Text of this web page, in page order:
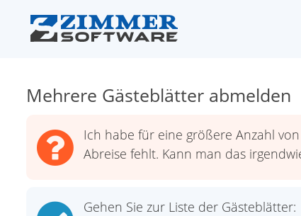
Mehrere Gästeblätter abmelden
Ich habe für eine größere Anzahl
Abreise fehlt. Kann man das
Gehen Sie zur Liste der Gästeblätter: